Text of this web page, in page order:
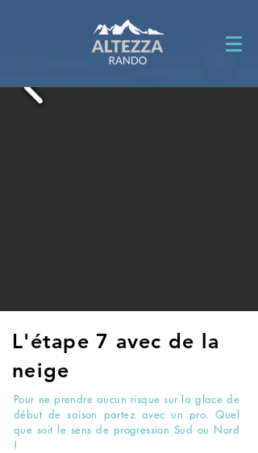
L'étape 7 avec de la
neige
Pour ne prendre aucun risque sur la glace de
début de saison partez avec un pro. Quel
que soit le sens de progression Sud ou Nord
!